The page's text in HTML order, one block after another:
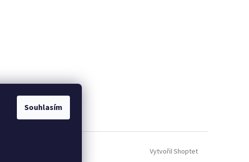
Souhlasím
Vytvořil Shoptet